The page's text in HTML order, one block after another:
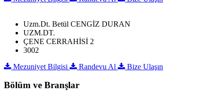
Uzm.Dt. Betül CENGİZ DURAN
UZM.DT.
ÇENE CERRAHİSİ 2
3002
Mezuniyet Bilgisi
Randevu Al Bize Ulaşın
Bölüm ve Branşlar